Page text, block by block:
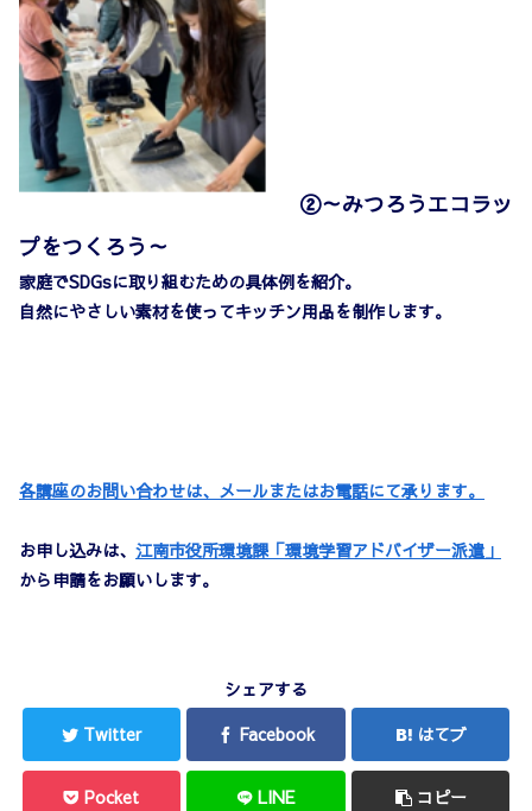
②～みつろうエコラッ
プをつくろう～
家庭でSDGsに取り組むための具体例を紹介。
自然にやさしい素材を使ってキッチン用品を制作します。
各講座のお問い合わせは、メールまたはお電話にて承ります。
お申し込みは、 江南市役所環境課「環境学習アドバイザー派遣」
から申請をお願いします。
シェアする
Twitter
Facebook はてブ
Pocket LINE コピー